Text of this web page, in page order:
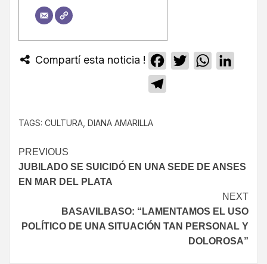
Compartí esta noticia ! Facebook
TwitterWhatsApp
TAGS: CULTURA DIANA AMARILLA
PREVIOUS
JUBILADO SE SUICIDÓ EN UNA SEDE DE ANSES
EN MAR DEL PLATA
NEXT
BASAVILBASO: “LAMENTAMOS EL USO
POLÍTICO DE UNA SITUACIÓN TAN PERSONAL Y
DOLOROSA”